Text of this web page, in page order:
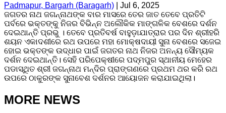
Padmapur, Bargarh (Baragarh)
Jul 6, 2025
ଜଗତର ନାଥ ଜଗନ୍ନାଥଙ୍କ ବାର ମାସରେ ତେର ଜାତ ତେବେ ପ୍ରତିଟି
ପର୍ବରେ ଭକ୍ତଙ୍କୁ ନିଜର ବିଭିନ୍ନ ଅଲୌକିକ ମାଙ୍ଗଳିକ ବେଶରେ ଦର୍ଶନ
ଦେଇଥାନ୍ତି ପ୍ରଭୁ । ତେବେ ପ୍ରତିବର୍ଷ ବାହୁଡ଼ାଯାତ୍ରାର ପର ଦିନ ଶ୍ରୀହରି
ଶୟନ ଏକାଦଶୀରେ ରଥ ଉପରେ ମହା ମୋକ୍ଷଦାୟୀ ସୁନା ବେଶରେ ସଜେଇ
ହୋଇ ଭକ୍ତଙ୍କ ଉଦ୍ଧାର ପାଇଁ ଜଗତର ନାଥ ନିଜର ଅନନ୍ୟ ସୌମ୍ୟକ
ଦର୍ଶନ ଦେଇଥାନ୍ତି। ସେହି ପରିପେକ୍ଷୀରେ ପଦ୍ମପୁର ସ୍ଥାନୀୟ ମେହେର
ପଡାସ୍ଥିତ ଶ୍ରୀ ଜଗନ୍ନାଥ ମନ୍ଦିର ପ୍ରାଙ୍ଗଣରେ ପ୍ରଥମ ଥର କରି ରଥ
ଉପରେ ଠାକୁରଙ୍କ ସୁନାବେଶ ଦର୍ଶନର ଆୟୋଜନ କରାଯାଇଥିଲା।
MORE NEWS